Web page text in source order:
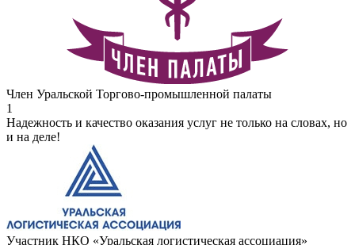
Член Уральской Торгово-промышленной палаты
1
Надежность и качество оказания услуг не только на словах, но
и на деле!
Участник НКО «Уральская логистическая ассоциация»